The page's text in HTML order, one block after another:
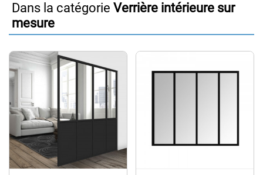
Dans la catégorie Verrière intérieure sur
mesure